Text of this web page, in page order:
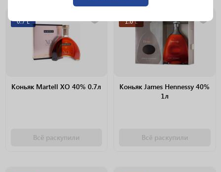
0.7 L
Коньяк Martell XO 40% 0.7л
Всё раскупили
1.0 L
Коньяк James Hennessy 40%
1л
Всё раскупили